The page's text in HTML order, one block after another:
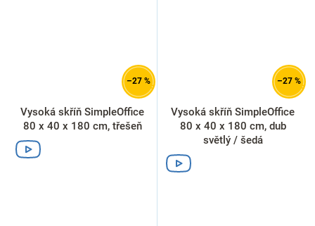
–27 %
Vysoká skříň SimpleOffice
80 x 40 x 180 cm, třešeň
–27 %
Vysoká skříň SimpleOffice
80 x 40 x 180 cm, dub
světlý / šedá